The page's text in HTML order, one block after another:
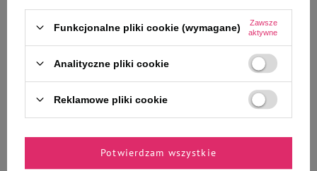
Mokra karma dla psa Rafi z
dziczyzną saszetka zestaw 10 x
64,60 zł 12,92 zł / kg
- +
Do koszyka
Mokra karma dla psa Rafi żołądki
wołowe z szynką zestaw 24 x 400
143,76 zł 14,98 zł / kg
- +
Do koszyka
Funkcjonalne pliki cookie (wymagane)
Zawsze
aktywne
Analityczne pliki cookie
Reklamowe pliki cookie
Potwierdzam wszystkie